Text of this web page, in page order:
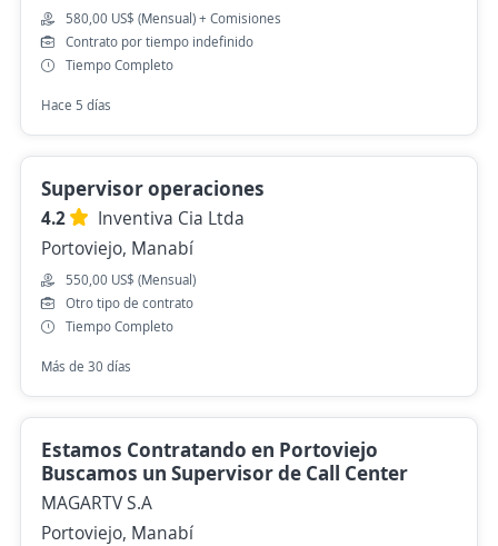
580,00 US$ (Mensual) + Comisiones
Contrato por tiempo indefinido
Tiempo Completo
Hace 5 días
Supervisor operaciones
4.2
Inventiva Cia Ltda
Portoviejo, Manabí
550,00 US$ (Mensual)
Otro tipo de contrato
Tiempo Completo
Más de 30 días
Estamos Contratando en Portoviejo
Buscamos un Supervisor de Call Center
MAGARTV S.A
Portoviejo, Manabí